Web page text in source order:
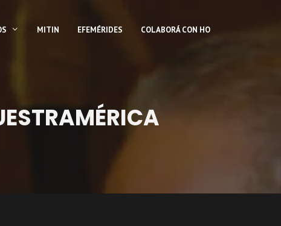
MITIN EFEMÉRIDES COLABORÁ CON HO